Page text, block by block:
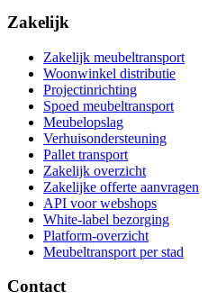
Zakelijk
Zakelijk meubeltransport
Woonwinkel distributie
Projectinrichting
Spoed meubeltransport
Meubelopslag
Verhuisondersteuning
Pallet transport
Zakelijk overzicht
Zakelijke offerte aanvragen
API voor webshops
White-label bezorging
Platform-overzicht
Meubeltransport per stad
Contact